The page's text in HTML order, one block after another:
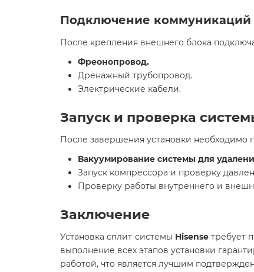
Подключение коммуникаций
После крепления внешнего блока
Фреонопровод.
Дренажный трубопровод.
Электрические кабели.
Запуск и проверка
После завершения установки необходимо
Вакуумирование системы для
Запуск компрессора и проверку
Проверку работы внутреннего и
Заключение
Установка сплит-системы Hisense требует
выполнение всех этапов установки
работой, что является лучшим